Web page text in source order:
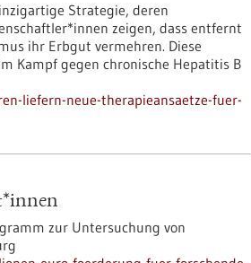
Strategie, deren
zeigen, dass entfernt
ihr Erbgut vermehren. Diese
Kampf gegen chronische Hepatitis B
liefern-neue-therapieansaetze-fuer-
zur Untersuchung von